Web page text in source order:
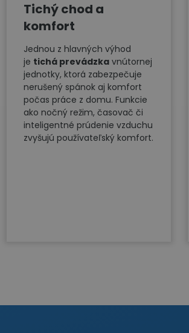
Tichý chod a
komfort
Jednou z hlavných výhod
je tichá prevádzka vnútornej
jednotky, ktorá zabezpečuje
nerušený spánok aj komfort
počas práce z domu. Funkcie
ako nočný režim, časovač či
inteligentné prúdenie vzduchu
zvyšujú používateľský komfort.